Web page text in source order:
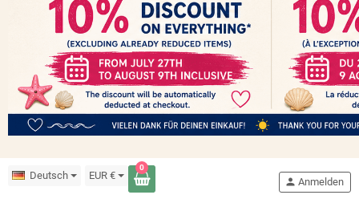
Deutsch EUR €
0
person Anmelden